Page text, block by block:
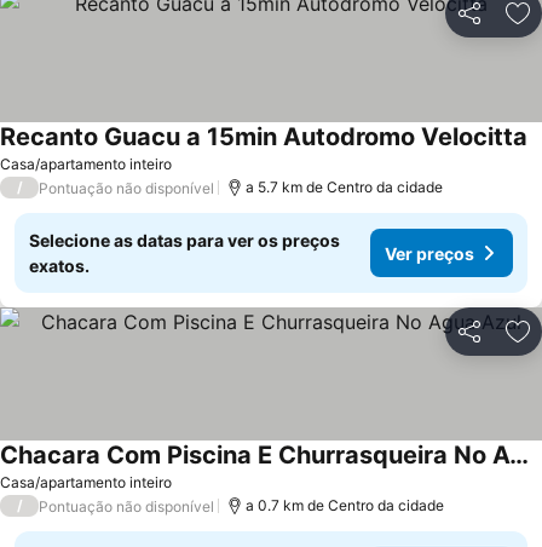
Partilhar
Casa/apartamento inteiro
Recanto Guacu a 15min Autodromo Velocitta
/ Pontuação não disponível a 5.7 km de Centro da cidade
Selecione as datas para ver os preços
exatos.
Ver preços
Partilhar
Casa/apartamento inteiro
Chacara Com Piscina E Churrasqueira No Agua Azul
/ Pontuação não disponível a 0.7 km de Centro da cidade